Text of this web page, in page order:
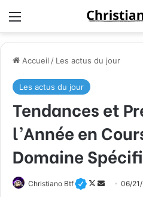
Accueil / Les actus du jour
Les actus du jour
Tendances et
l’Année en
Domaine
Christiano Btf
F
06/